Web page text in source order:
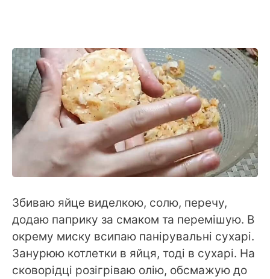
Збиваю яйце виделкою, солю, перечу,
додаю паприку за смаком та перемішую. В
окрему миску всипаю панірувальні сухарі.
Занурюю котлетки в яйця, тоді в сухарі. На
сковорідці розігріваю олію, обсмажую до